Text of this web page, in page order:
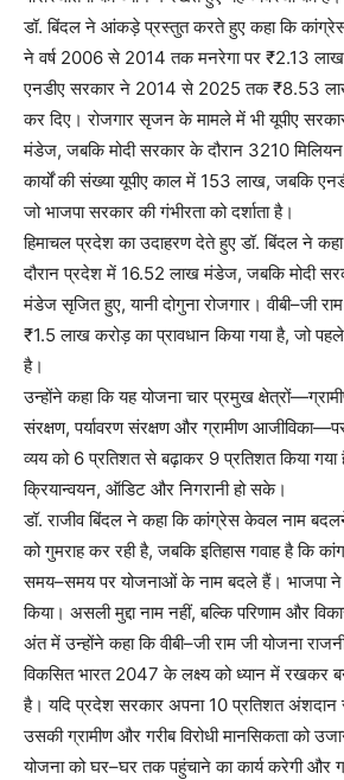
डॉ. बिंदल ने आंकड़े प्रस्तुत करते हुए कहा कि कांग्रेस
ने वर्ष 2006 से 2014 तक मनरेगा पर ₹2.13
एनडीए सरकार ने 2014 से 2025 तक ₹8.53
कर दिए। रोजगार सृजन के मामले में भी यूपीए
मंडेज, जबकि मोदी सरकार के दौरान 3210
कार्यों की संख्या यूपीए काल में 153 लाख, जबकि
जो भाजपा सरकार की गंभीरता को दर्शाता है।
हिमाचल प्रदेश का उदाहरण देते हुए डॉ. बिंदल ने
दौरान प्रदेश में 16.52 लाख मंडेज, जबकि मोदी
मंडेज सृजित हुए, यानी दोगुना रोजगार। वीबी–जी
₹1.5 लाख करोड़ का प्रावधान किया गया है, जो
है।
उन्होंने कहा कि यह योजना चार प्रमुख
संरक्षण, पर्यावरण संरक्षण और ग्रामीण
व्यय को 6 प्रतिशत से बढ़ाकर 9 प्रतिशत किया गया
क्रियान्वयन, ऑडिट और निगरानी हो सके।
डॉ. राजीव बिंदल ने कहा कि कांग्रेस केवल नाम
को गुमराह कर रही है, जबकि इतिहास गवाह है कि
समय–समय पर योजनाओं के नाम बदले हैं। भाजपा ने
किया। असली मुद्दा नाम नहीं, बल्कि परिणाम और
अंत में उन्होंने कहा कि वीबी–जी राम जी योजना
विकसित भारत 2047 के लक्ष्य को ध्यान में रखकर
है। यदि प्रदेश सरकार अपना 10 प्रतिशत अंशदान
उसकी ग्रामीण और गरीब विरोधी मानसिकता को
योजना को घर–घर तक पहुंचाने का कार्य करेगी और